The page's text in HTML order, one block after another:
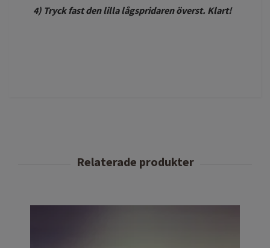
4) Tryck fast den lilla lågspridaren överst. Klart!